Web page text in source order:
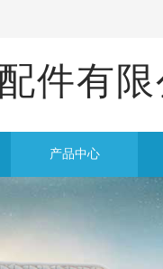
件有
产品中心